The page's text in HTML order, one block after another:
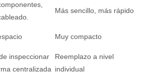
Más sencillo, más rápido
Muy compacto
inspeccionar
centralizada
Reemplazo a nivel
individual